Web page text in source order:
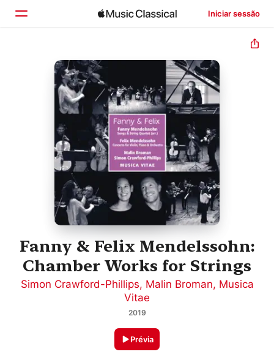
Iniciar sessão
Início
Explorar
Buscar
Fanny & Felix Mendelssohn:
Chamber Works for Strings
Simon Crawford-Phillips, Malin Broman, Musica
Vitae
2019
Prévia